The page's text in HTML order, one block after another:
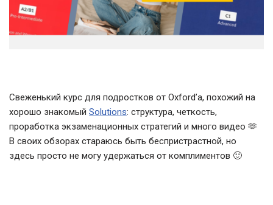
Свеженький курс для подростков от Oxford’a, похожий на
хорошо знакомый Solutions: структура, четкость,
проработка экзаменационных стратегий и много видео 🫶
В своих обзорах стараюсь быть беспристрастной, но
здесь просто не могу удержаться от комплиментов 🙂